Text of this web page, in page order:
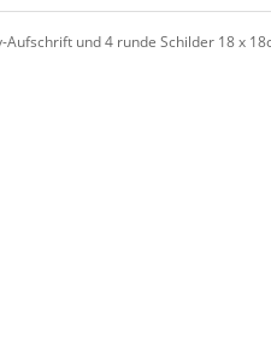
und 4 runde Schilder 18 x